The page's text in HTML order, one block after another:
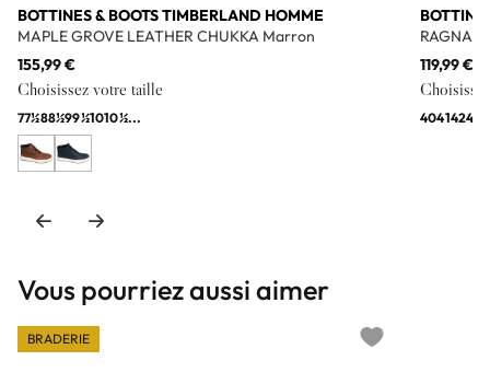
BOTTINES & BOOTS TIMBERLAND HOMME
MAPLE GROVE LEATHER CHUKKA Marron
155,99 €
Choisissez votre taille
77½88½99½1010½...
RAGNAR
119,99 €
40414243
Vous pourriez aussi aimer
BRADERIE